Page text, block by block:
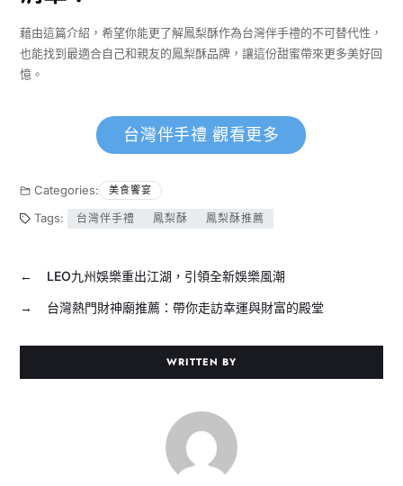
藉由這篇介紹，希望你能更了解鳳梨酥作為台灣伴手禮的不可替代性，
也能找到最適合自己和親友的鳳梨酥品牌，讓這份甜蜜帶來更多美好回
憶。
台灣伴手禮 觀看更多
Categories: 美食饗宴
Tags: 台灣伴手禮 鳳梨酥 鳳梨酥推薦
← LEO九州娛樂重出江湖，引領全新娛樂風潮
→ 台灣熱門財神廟推薦：帶你走訪幸運與財富的殿堂
WRITTEN BY